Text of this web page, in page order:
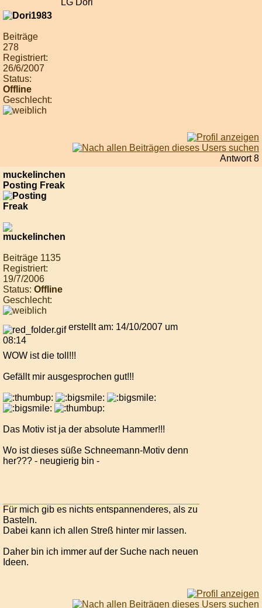
Beiträge
278
Registriert:
26/6/2007
Status:
Offline
Geschlecht:
LG Dori
Antwort 8
muckelinchen
Posting Freak
Beiträge 1135
Registriert:
19/7/2006
Status: Offline
Geschlecht:
erstellt am: 14/10/2007 um
08:14
WOW ist die toll!!!
Gefällt mir ausgesprochen gut!!!
Das Motiv ist ja der absolute Hammer!!!
Wo ist dieses süße Schneemann-Motiv denn
her??? - neugierig bin -
Für mich gib es nichts entspannenderes, als zu
Basteln.
Dabei kann ich allen Streß hinter mir lassen.
Daher bin ich immer auf der Suche nach neuen
Ideen.